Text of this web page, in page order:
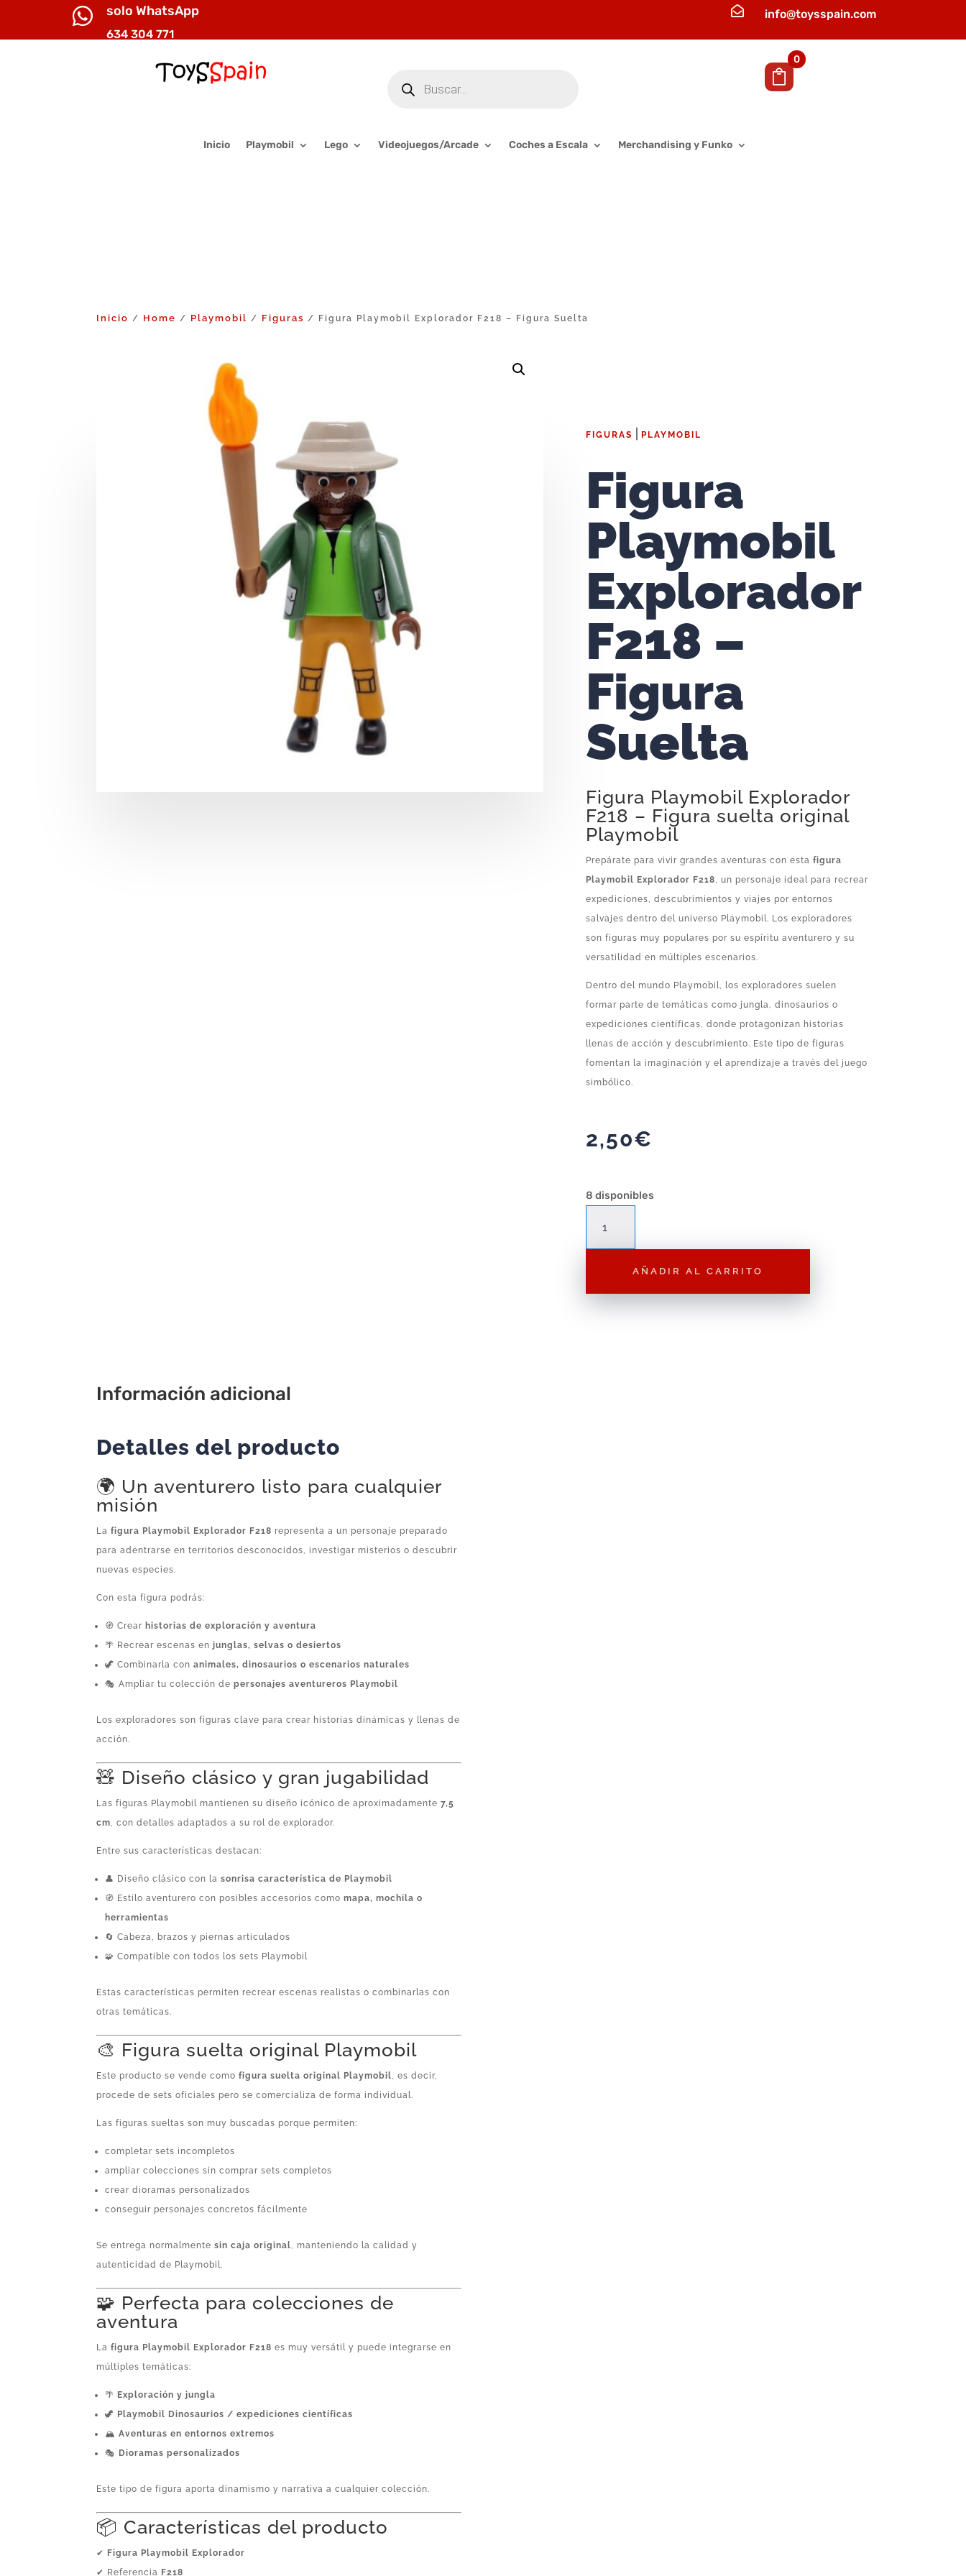
 solo WhatsApp
634 304 771
 info@toysspain.com
productos
0
Inicio Playmobil Lego Videojuegos/Arcade Coches a Escala Merchandising y Funko
Inicio / Home / Playmobil / Figuras / Figura Playmobil Explorador F218 – Figura Suelta
FIGURAS PLAYMOBIL
Figura
Playmobil
Explorador
F218 –
Figura
Suelta
Figura Playmobil Explorador
F218 – Figura suelta original
Playmobil
Prepárate para vivir grandes aventuras con esta figura
Playmobil Explorador F218, un personaje ideal para recrear
expediciones, descubrimientos y viajes por entornos
salvajes dentro del universo Playmobil. Los exploradores
son figuras muy populares por su espíritu aventurero y su
versatilidad en múltiples escenarios.
Dentro del mundo Playmobil, los exploradores suelen
formar parte de temáticas como jungla, dinosaurios o
expediciones científicas, donde protagonizan historias
llenas de acción y descubrimiento. Este tipo de figuras
fomentan la imaginación y el aprendizaje a través del juego
simbólico.
2,50€
8 disponibles
Playmobil
–
AÑADIR AL CARRITO
Información adicional
Detalles del producto
🌍 Un aventurero listo para cualquier
misión
Lafigura Playmobil Explorador F218 representa a un personaje preparado
para adentrarse en territorios desconocidos, investigar misterios o descubrir
nuevas especies.
Con esta figura podrás:
🧭 Crear historias de exploración y aventura
🌴 Recrear escenas enjunglas, selvas o desiertos
🦖 Combinarla conanimales, dinosaurios o escenarios naturales
🎭 Ampliar tu colección depersonajes aventureros Playmobil
Los exploradores son figuras clave para crear historias dinámicas y llenas de
acción.
🧸 Diseño clásico y gran jugabilidad
Las figuras Playmobil mantienen su diseño icónico de aproximadamente7,5
cm
, con detalles adaptados a su rol de explorador.
Entre sus características destacan:
👤 Diseño clásico con lasonrisa característica de Playmobil
🧭 Estilo aventurero con posibles accesorios comomapa, mochila o
herramientas
🔄 Cabeza, brazos y piernas articulados
🧩 Compatible con todos los sets Playmobil
Estas características permiten recrear escenas realistas o combinarlas con
otras temáticas.
🎨 Figura suelta original Playmobil
Este producto se vende comofigura suelta original Playmobil
, es decir,
procede de sets oficiales pero se comercializa de forma individual.
Las figuras sueltas son muy buscadas porque permiten:
completar sets incompletos
ampliar colecciones sin comprar sets completos
crear dioramas personalizados
conseguir personajes concretos fácilmente
Se entrega normalmentesin caja original
, manteniendo la calidad y
autenticidad de Playmobil.
🧩 Perfecta para colecciones de
aventura
Lafigura Playmobil Explorador F218 es muy versátil y puede integrarse en
múltiples temáticas:
🌴 Exploración y jungla
🦖 Playmobil Dinosaurios / expediciones científicas
🏔️Aventuras en entornos extremos
🎭 Dioramas personalizados
Este tipo de figura aporta dinamismo y narrativa a cualquier colección.
📦 Características del producto
✔ Figura Playmobil Explorador
✔ Referencia F218